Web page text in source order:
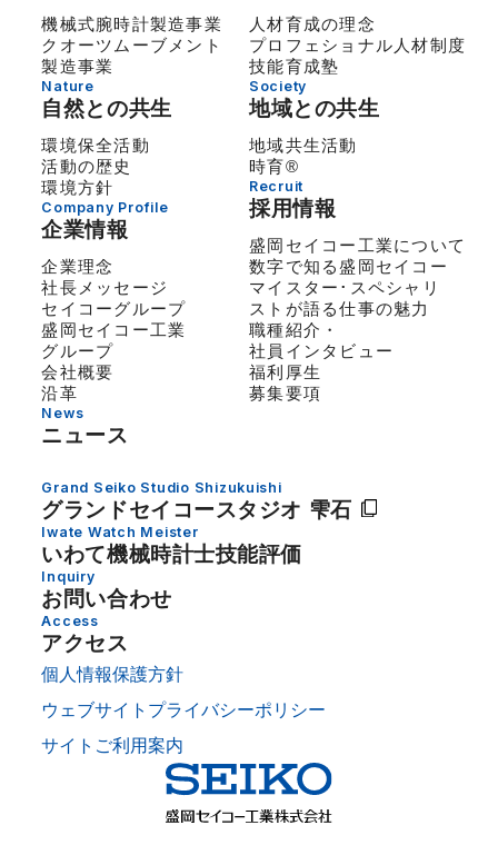
機械式腕時計製造事業
クオーツムーブメント
製造事業
Nature
自然との共生
環境保全活動
活動の歴史
環境方針
Company Profile
企業情報
企業理念
社長メッセージ
セイコーグループ
盛岡セイコー工業
グループ
会社概要
沿革
News
ニュース
人材育成の理念
プロフェショナル人材制度
技能育成塾
Society
地域との共生
地域共生活動
時育®
Recruit
採用情報
盛岡セイコー工業について
数字で知る盛岡セイコー
マイスター･スペシャリ
ストが語る仕事の魅力
職種紹介・
社員インタビュー
福利厚生
募集要項
Grand Seiko Studio Shizukuishi
グランドセイコースタジオ 雫石
Iwate Watch Meister
いわて機械時計士技能評価
Inquiry
お問い合わせ
Access
アクセス
個人情報保護方針
ウェブサイトプライバシーポリシー
サイトご利用案内